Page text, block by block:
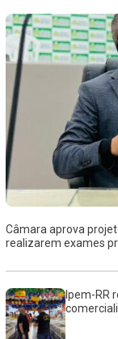
Câmara aprova
realizarem exames
Ipem-RR